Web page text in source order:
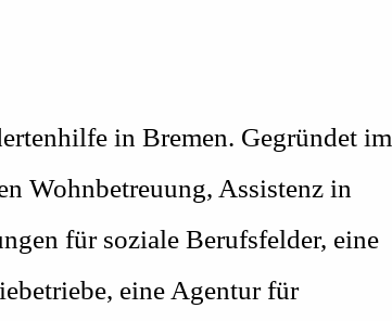
in Bremen. Gegründet im
Wohnbetreuung, Assistenz in
für soziale Berufsfelder, eine
eine Agentur für